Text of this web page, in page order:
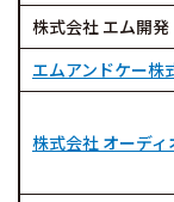
株式会社 エム開発
エムアンドケー株
株式会社 オーデ